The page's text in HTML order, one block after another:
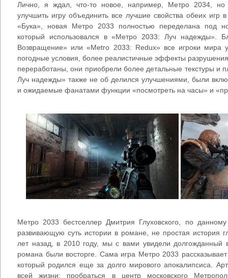
Лично, я ждал, что-то новое, например, Метро 2034, но
улучшить игру объединить все лучшие свойства обеих игр
«Бука», новая Метро 2033 полностью переделана под
который использовался в «Метро 2033: Луч надежды».
Возвращение» или «Metro 2033: Redux» все игроки мира
погодные условия, более реалистичные эффекты
переработаны, они приобрели более детальные текстуры и
Луч надежды» также не об делился улучшениями, были
и ожидаемые фанатами функции «посмотреть на часы» и
Метро 2033 бестселлер Дмитрия Глуховского, по
развивающую суть истории в романе, не простая история
лет назад, в 2010 году, мы с вами увидели
романа были восторге. Сама игра Метро 2033
который родился еще за долго мирового апокалипсиса.
всей жизни: пробраться в центр московского